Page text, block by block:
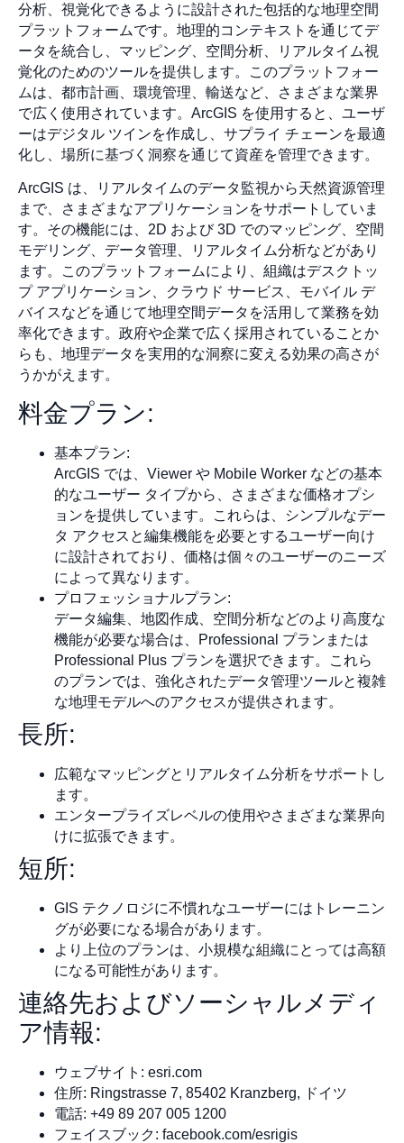
分析、視覚化できるように設計された包括的な地理空間
プラットフォームです。地理的コンテキストを通じてデ
ータを統合し、マッピング、空間分析、リアルタイム視
覚化のためのツールを提供します。このプラットフォー
ムは、都市計画、環境管理、輸送など、さまざまな業界
で広く使用されています。ArcGIS を使用すると、ユーザ
ーはデジタル ツインを作成し、サプライ チェーンを最適
化し、場所に基づく洞察を通じて資産を管理できます。
ArcGIS は、リアルタイムのデータ監視から天然資源管理
まで、さまざまなアプリケーションをサポートしていま
す。その機能には、2D および 3D でのマッピング、空間
モデリング、データ管理、リアルタイム分析などがあり
ます。このプラットフォームにより、組織はデスクトッ
プ アプリケーション、クラウド サービス、モバイル デ
バイスなどを通じて地理空間データを活用して業務を効
率化できます。政府や企業で広く採用されていることか
らも、地理データを実用的な洞察に変える効果の高さが
うかがえます。
料金プラン:
基本プラン:
ArcGIS では、Viewer や Mobile Worker などの基本
的なユーザー タイプから、さまざまな価格オプシ
ョンを提供しています。これらは、シンプルなデー
タ アクセスと編集機能を必要とするユーザー向け
に設計されており、価格は個々のユーザーのニーズ
によって異なります。
プロフェッショナルプラン:
データ編集、地図作成、空間分析などのより高度な
機能が必要な場合は、Professional プランまたは
Professional Plus プランを選択できます。これら
のプランでは、強化されたデータ管理ツールと複雑
な地理モデルへのアクセスが提供されます。
長所:
広範なマッピングとリアルタイム分析をサポートし
ます。
エンタープライズレベルの使用やさまざまな業界向
けに拡張できます。
短所:
GIS テクノロジに不慣れなユーザーにはトレーニン
グが必要になる場合があります。
より上位のプランは、小規模な組織にとっては高額
になる可能性があります。
連絡先およびソーシャルメディ
ア情報:
ウェブサイト: esri.com
住所: Ringstrasse 7, 85402 Kranzberg, ドイツ
電話: +49 89 207 005 1200
フェイスブック: facebook.com/esrigis